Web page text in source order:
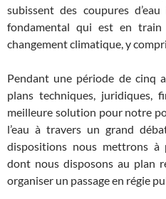
subissent des coupures
fondamental qui est en
changement climatique, y
Pendant une période de cinq
plans techniques, juridiques,
meilleure solution pour notre
l’eau à travers un grand
dispositions nous mettrons à
dont nous disposons au plan
organiser un passage en régie